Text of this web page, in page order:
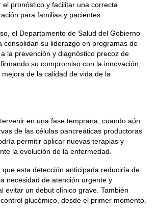
el pronóstico y facilitar una correcta
para familias y pacientes.
el Departamento de Salud del Gobierno
consolidan su liderazgo en programas de
la prevención y diagnóstico precoz de
su compromiso con la innovación,
de la calidad de vida de la
en una fase temprana, cuando aún
de las células pancreáticas productoras
permitir aplicar nuevas terapias y
la evolución de la enfermedad.
que esta detección anticipada reduciría de
necesidad de atención urgente y
evitar un debut clínico grave. También
glucémico, desde el primer momento.